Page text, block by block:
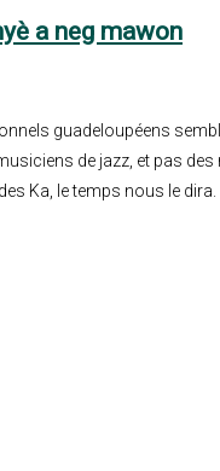
a neg mawon
guadeloupéens
de jazz, et pas
Ka, le temps nous le dira.